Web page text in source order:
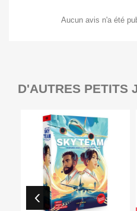
Aucun avis n'a été
D'AUTRES PETITS